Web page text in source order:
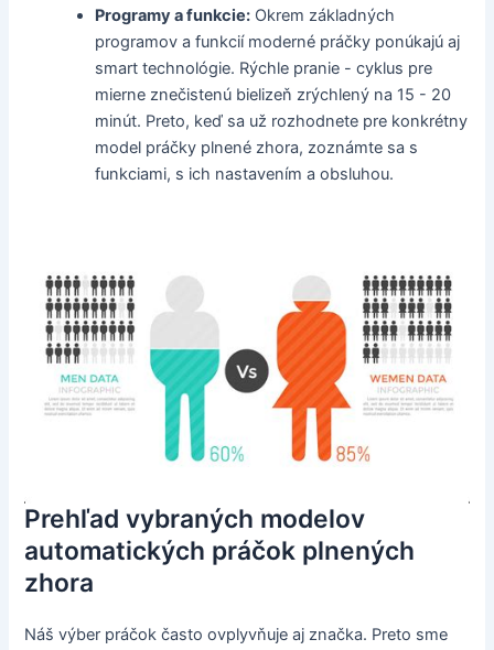
Programy a funkcie: Okrem základných
programov a funkcií moderné práčky ponúkajú aj
smart technológie. Rýchle pranie - cyklus pre
mierne znečistenú bielizeň zrýchlený na 15 - 20
minút. Preto, keď sa už rozhodnete pre konkrétny
model práčky plnené zhora, zoznámte sa s
funkciami, s ich nastavením a obsluhou.
Prehľad vybraných modelov
automatických práčok plnených
zhora
Náš výber práčok často ovplyvňuje aj značka. Preto sme